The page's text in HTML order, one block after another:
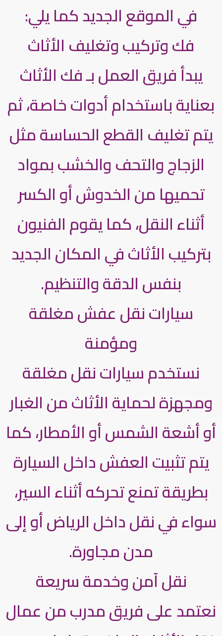
في الموقع الجديد كما يلي:
فك وتركيب وتغليف الأثاث
يبدأ فريق العمل بـ فك الأثاث
بعناية باستخدام أدوات خاصة، ثم
يتم تغليف القطع الحساسة مثل
الزجاج والتحف والخشب بمواد
تحميها من الخدوش أو الكسر
أثناء النقل، كما يقوم الفنيون
بتركيب الأثاث في المكان الجديد
بنفس الدقة والتنظيم.
سيارات نقل عفش مغلقة
ومؤمنة
نستخدم سيارات نقل مغلقة
ومجهزة لحماية الأثاث من الغبار
أو أشعة الشمس أو الأمطار، كما
يتم تثبيت العفش داخل السيارة
بطريقة تمنع تحركه أثناء السير،
سواء في نقل داخل الرياض أو إلى
مدن مجاورة.
نقل آمن وخدمة سريعة
نعتمد على فريق مدرب من عمال